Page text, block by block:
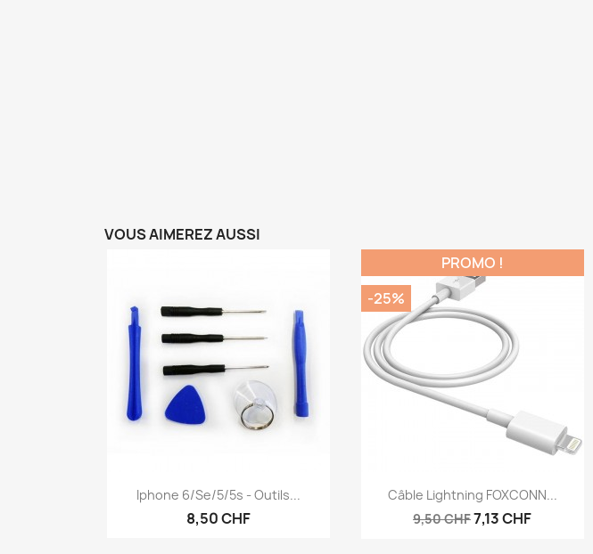
VOUS AIMEREZ AUSSI
 Aperçu rapide
Iphone 6/se/5/5s - Outils...
8,50 CHF
 Aperçu rapide
Câble Lightning FOXCONN...
9,50 CHF7,13 CHF
PROMO !
-25%